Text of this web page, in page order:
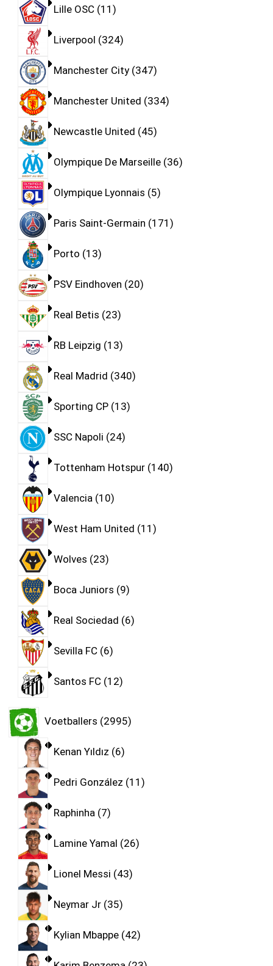
Lille OSC 11
Liverpool 324
Manchester City 347
Manchester United 334
Newcastle United 45
Olympique De Marseille 36
Olympique Lyonnais 5
Paris Saint-Germain 171
Porto 13
PSV Eindhoven 20
Real Betis 23
RB Leipzig 13
Real Madrid 340
Sporting CP 13
SSC Napoli 24
Tottenham Hotspur 140
Valencia 10
West Ham United 11
Wolves 23
Boca Juniors 9
Real Sociedad 6
Sevilla FC 6
Santos FC 12
Voetballers 2995
Kenan Yıldız 6
Pedri González 11
Raphinha 7
Lamine Yamal 26
Lionel Messi 43
Neymar Jr 35
Kylian Mbappe 42